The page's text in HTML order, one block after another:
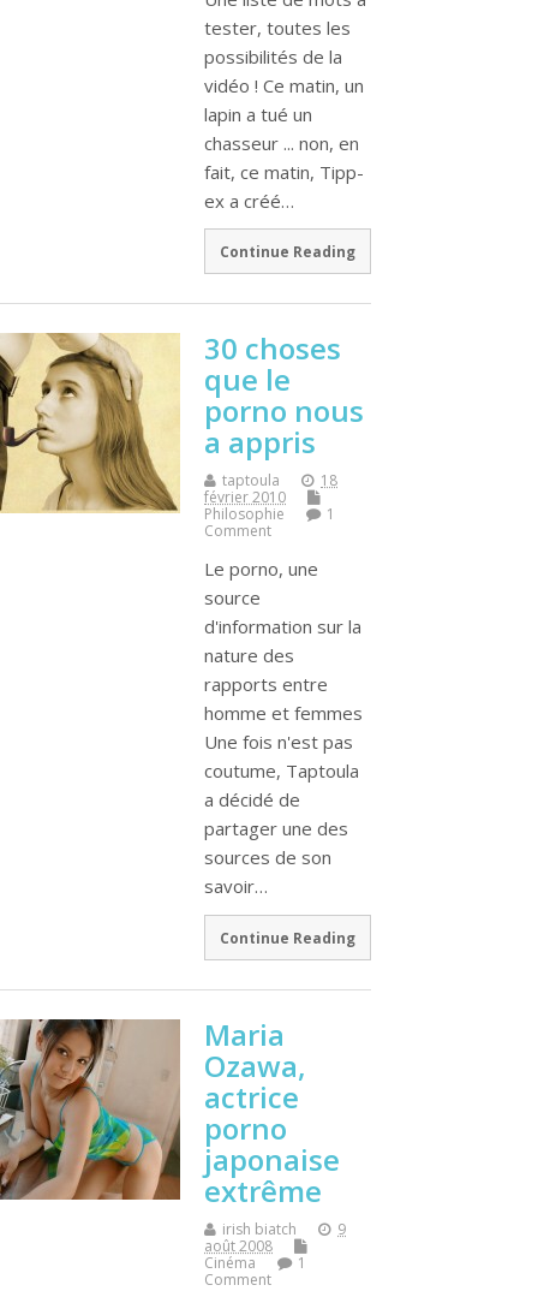
tester, toutes les
possibilités de la
vidéo ! Ce matin, un
lapin a tué un
chasseur ... non, en
fait, ce matin, Tipp-
ex a créé…
Continue Reading
30 choses
que le
porno nous
a appris
taptoula
18
février 2010
Philosophie
1
Comment
Le porno, une
source
d'information sur la
nature des
rapports entre
homme et femmes
Une fois n'est pas
coutume, Taptoula
a décidé de
partager une des
sources de son
savoir…
Continue Reading
Maria
Ozawa,
actrice
porno
japonaise
extrême
irish biatch
9
août 2008
Cinéma
1
Comment